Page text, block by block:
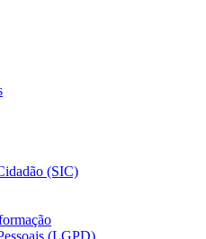
(SIC)
(LGPD)